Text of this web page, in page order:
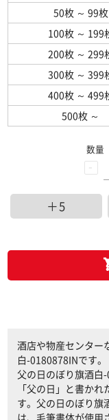
50枚 ～ 99枚
100枚 ～ 199
200枚 ～ 299
300枚 ～ 399
400枚 ～ 499
500枚 ～
-
数量
＋5
酒店や物産センター
白-0180878INです。
父の日のぼり旗酒白
「父の日」と書か
す。父の日のぼり旗
は、毛筆書体が使用